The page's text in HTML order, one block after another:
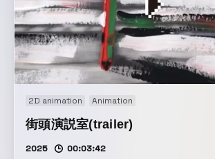
2D animation Animation
街頭演説室(trailer)
2025 00:03:42